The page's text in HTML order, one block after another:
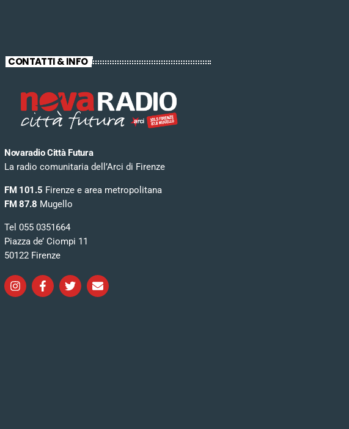
CONTATTI & INFO
Novaradio Città Futura
La radio comunitaria dell’Arci di Firenze
FM 101.5 Firenze e area metropolitana
FM 87.8 Mugello
Tel 055 0351664
Piazza de’ Ciompi 11
50122 Firenze